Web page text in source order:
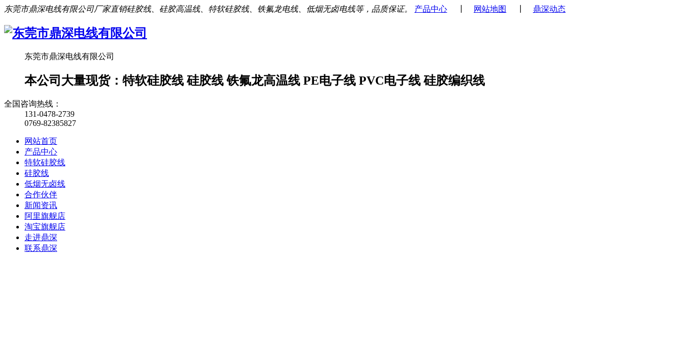
东莞市鼎深电线有限公司厂家直销硅胶线、硅胶高温线、特软硅胶线、铁氟龙电线、低烟无卤电线等，品质保证。 产品中心 网站地图 鼎深动态
东莞市鼎深电线有限公司
本公司大量现货：特软硅胶线 硅胶线 铁氟龙高温线 PE电子线 PVC电子线 硅胶编织线
全国咨询热线：
131-0478-2739
0769-82385827
网站首页
产品中心
特软硅胶线
硅胶线
低烟无卤线
合作伙伴
新闻资讯
阿里旗舰店
淘宝旗舰店
走进鼎深
联系鼎深